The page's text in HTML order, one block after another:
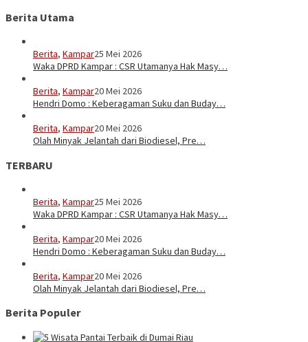
Berita Utama
Berita, Kampar25 Mei 2026
Waka DPRD Kampar : CSR Utamanya Hak Masy…
Berita, Kampar20 Mei 2026
Hendri Domo : Keberagaman Suku dan Buday…
Berita, Kampar20 Mei 2026
Olah Minyak Jelantah dari Biodiesel, Pre…
TERBARU
Berita, Kampar25 Mei 2026
Waka DPRD Kampar : CSR Utamanya Hak Masy…
Berita, Kampar20 Mei 2026
Hendri Domo : Keberagaman Suku dan Buday…
Berita, Kampar20 Mei 2026
Olah Minyak Jelantah dari Biodiesel, Pre…
Berita Populer